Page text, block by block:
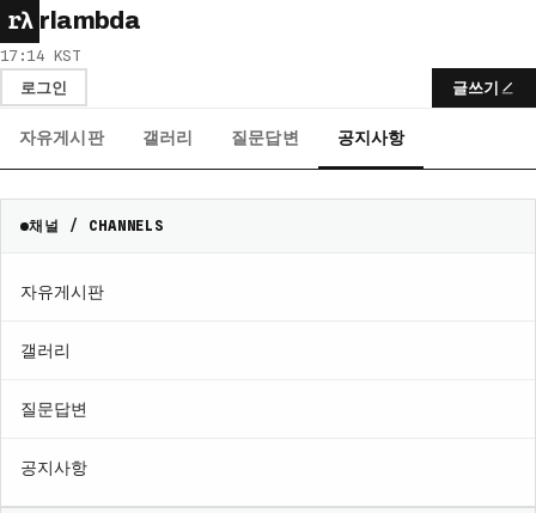
rλ rlambda
17:14 KST
로그인
글쓰기
자유게시판 갤러리 질문답변 공지사항
채널 / CHANNELS
자유게시판
갤러리
질문답변
공지사항